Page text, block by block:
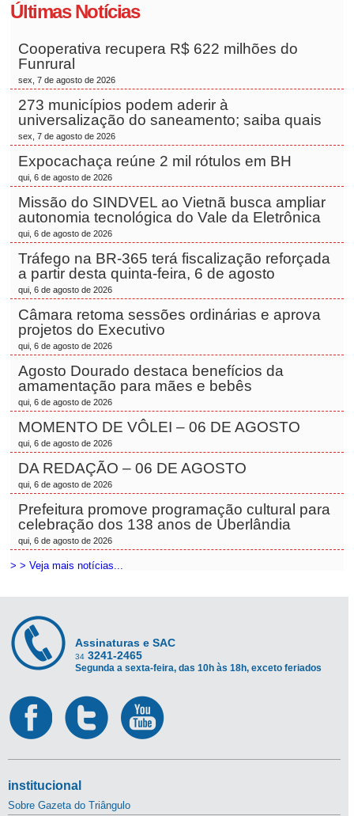
Últimas Notícias
Cooperativa recupera R$ 622 milhões do
Funrural
sex, 7 de agosto de 2026
273 municípios podem aderir à
universalização do saneamento; saiba quais
sex, 7 de agosto de 2026
Expocachaça reúne 2 mil rótulos em BH
qui, 6 de agosto de 2026
Missão do SINDVEL ao Vietnã busca ampliar
autonomia tecnológica do Vale da Eletrônica
qui, 6 de agosto de 2026
Tráfego na BR-365 terá fiscalização reforçada
a partir desta quinta-feira, 6 de agosto
qui, 6 de agosto de 2026
Câmara retoma sessões ordinárias e aprova
projetos do Executivo
qui, 6 de agosto de 2026
Agosto Dourado destaca benefícios da
amamentação para mães e bebês
qui, 6 de agosto de 2026
MOMENTO DE VÔLEI – 06 DE AGOSTO
qui, 6 de agosto de 2026
DA REDAÇÃO – 06 DE AGOSTO
qui, 6 de agosto de 2026
Prefeitura promove programação cultural para
celebração dos 138 anos de Uberlândia
qui, 6 de agosto de 2026
> > Veja mais notícias...
Assinaturas e SAC
34 3241-2465
Segunda a sexta-feira, das 10h às 18h, exceto feriados
institucional
Sobre Gazeta do Triângulo